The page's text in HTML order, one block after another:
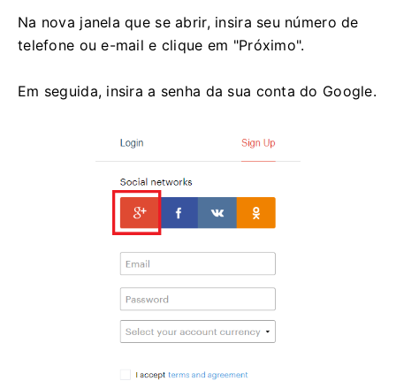
Na nova janela que se abrir, insira seu número de
telefone ou e-mail e clique em "Próximo".
Em seguida, insira a senha da sua conta do Google.